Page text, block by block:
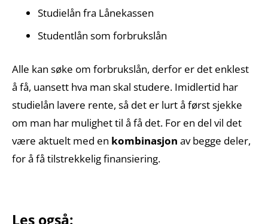
Studielån fra Lånekassen
Studentlån som forbrukslån
Alle kan søke om forbrukslån, derfor er det enklest
å få, uansett hva man skal studere. Imidlertid har
studielån lavere rente, så det er lurt å først sjekke
om man har mulighet til å få det. For en del vil det
være aktuelt med en kombinasjonav begge deler,
for å få tilstrekkelig finansiering.
Les også: